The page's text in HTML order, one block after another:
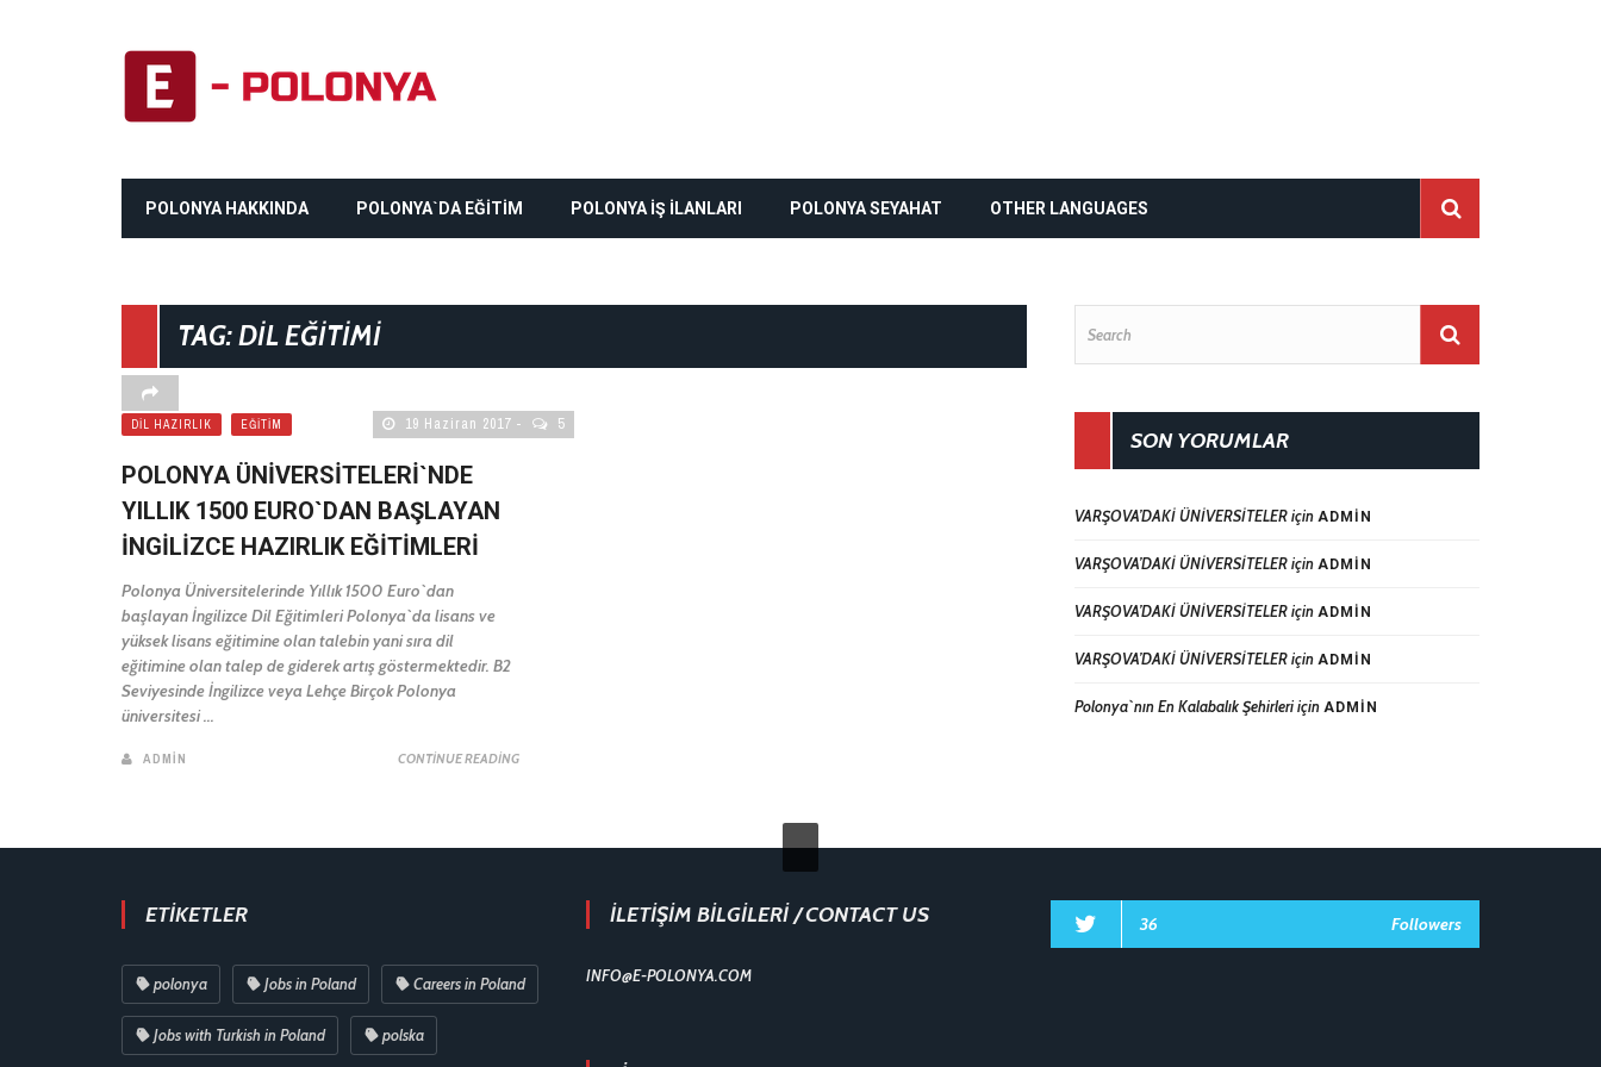
POLONYA HAKKINDA POLONYA`DA EĞİTİM POLONYA İŞ İLANLARI POLONYA SEYAHAT OTHER LANGUAGES
TAG: DIL EĞITIMI
19 Haziran 2017 5
DIL HAZIRLIK EĞITIM
POLONYA ÜNIVERSITELERI`NDE
YILLIK 1500 EURO`DAN BAŞLAYAN
İNGILIZCE HAZIRLIK EĞITIMLERI
Polonya Üniversitelerinde Yıllık 1500 Euro`dan
başlayan İngilizce Dil Eğitimleri Polonya`da lisans ve
yüksek lisans eğitimine olan talebin yani sıra dil
eğitimine olan talep de giderek artış göstermektedir. B2
Seviyesinde İngilizce veya Lehçe Birçok Polonya
üniversitesi ...
ADMIN CONTINUE READING
SON YORUMLAR
VARŞOVA’DAKİ ÜNİVERSİTELERiçin ADMIN
VARŞOVA’DAKİ ÜNİVERSİTELERiçin ADMIN
VARŞOVA’DAKİ ÜNİVERSİTELERiçin ADMIN
VARŞOVA’DAKİ ÜNİVERSİTELERiçin ADMIN
Polonya`nın En Kalabalık Şehirleriiçin ADMIN
ETIKETLER
polonya Jobs in Poland Careers in Poland
Jobs with Turkish in Poland polska
İLETİŞİM BİLGİLERİ / CONTACT US
INFO@E-POLONYA.COM
36 Followers